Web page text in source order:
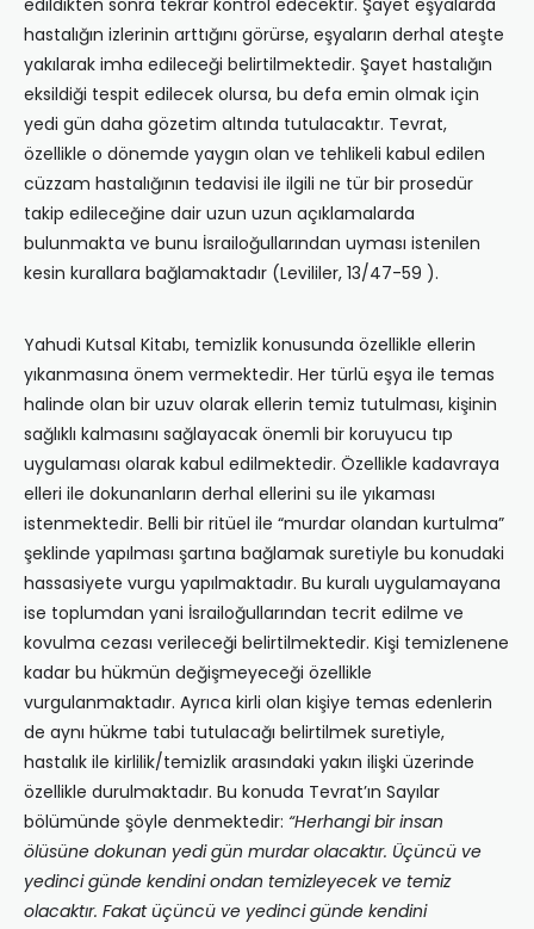
edildikten sonra tekrar kontrol edecektir. Şayet eşyalarda
hastalığın izlerinin arttığını görürse, eşyaların derhal ateşte
yakılarak imha edileceği belirtilmektedir. Şayet hastalığın
eksildiği tespit edilecek olursa, bu defa emin olmak için
yedi gün daha gözetim altında tutulacaktır. Tevrat,
özellikle o dönemde yaygın olan ve tehlikeli kabul edilen
cüzzam hastalığının tedavisi ile ilgili ne tür bir prosedür
takip edileceğine dair uzun uzun açıklamalarda
bulunmakta ve bunu İsrailoğullarından uyması istenilen
kesin kurallara bağlamaktadır (Levililer, 13/47-59 ).
Yahudi Kutsal Kitabı, temizlik konusunda özellikle ellerin
yıkanmasına önem vermektedir. Her türlü eşya ile temas
halinde olan bir uzuv olarak ellerin temiz tutulması, kişinin
sağlıklı kalmasını sağlayacak önemli bir koruyucu tıp
uygulaması olarak kabul edilmektedir. Özellikle kadavraya
elleri ile dokunanların derhal ellerini su ile yıkaması
istenmektedir. Belli bir ritüel ile “murdar olandan kurtulma”
şeklinde yapılması şartına bağlamak suretiyle bu konudaki
hassasiyete vurgu yapılmaktadır. Bu kuralı uygulamayana
ise toplumdan yani İsrailoğullarından tecrit edilme ve
kovulma cezası verileceği belirtilmektedir. Kişi temizlenene
kadar bu hükmün değişmeyeceği özellikle
vurgulanmaktadır. Ayrıca kirli olan kişiye temas edenlerin
de aynı hükme tabi tutulacağı belirtilmek suretiyle,
hastalık ile kirlilik/temizlik arasındaki yakın ilişki üzerinde
özellikle durulmaktadır. Bu konuda Tevrat’ın Sayılar
bölümünde şöyle denmektedir: “Herhangi bir insan
ölüsüne dokunan yedi gün murdar olacaktır. Üçüncü ve
yedinci günde kendini ondan temizleyecek ve temiz
olacaktır. Fakat üçüncü ve yedinci günde kendini